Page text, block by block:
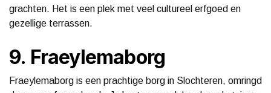
grachten. Het is een plek met veel cultureel erfgoed en
gezellige terrassen.
9. Fraeylemaborg
Fraeylemaborg is een prachtige borg in Slochteren, omringd